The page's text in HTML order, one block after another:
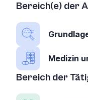
Bereich(e) der
Medizin
Bereich der